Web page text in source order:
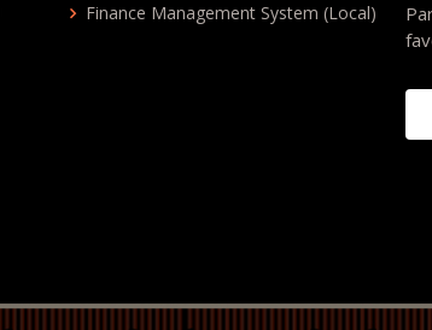
Finance Management System (Local)